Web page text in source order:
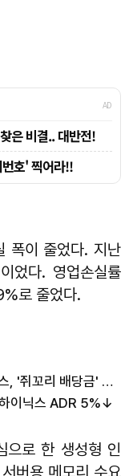
폭이 줄었다. 지난
었다. 영업손실률
로 줄었다.
"10억 넣어도 25만원"?…SK하이닉스, '쥐꼬리 배당금' 여론 보니
이닉스 ADR 5%↓
으로 한 생성형 인
버용 메모리 수요